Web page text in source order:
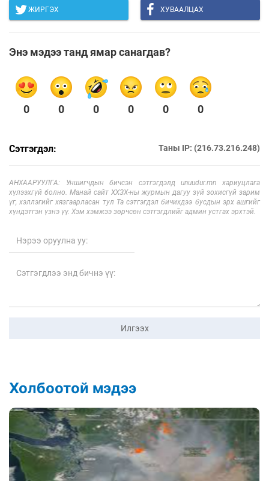
ЖИРГЭХ ХУВААЛЦАХ
Энэ мэдээ танд ямар санагдав?
0 0 0 0 0 0
Сэтгэгдэл: Таны IP: (216.73.216.248)
АНХААРУУЛГА: Уншигчдын бичсэн сэтгэгдэлд unuudur.mn хариуцлага
хүлээхгүй болно. Манай сайт ХХЗХ-ны журмын дагуу зүй зохисгүй зарим
үг, хэллэгийг хязгаарласан тул Та сэтгэгдэл бичихдээ бусдын эрх ашгийг
хүндэтгэн үзнэ үү. Хэм хэмжээ зөрчсөн сэтгэгдлийг админ устгах эрхтэй.
Илгээх
Холбоотой мэдээ